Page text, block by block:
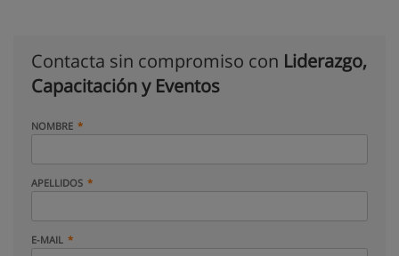
Contacta sin compromiso con Liderazgo,
Capacitación y Eventos
NOMBRE
APELLIDOS
E-MAIL